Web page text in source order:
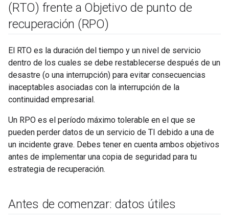
(RTO) frente a Objetivo de punto de
recuperación (RPO)
El RTO es la duración del tiempo y un nivel de servicio
dentro de los cuales se debe restablecerse después de un
desastre (o una interrupción) para evitar consecuencias
inaceptables asociadas con la interrupción de la
continuidad empresarial.
Un RPO es el período máximo tolerable en el que se
pueden perder datos de un servicio de TI debido a una de
un incidente grave. Debes tener en cuenta ambos objetivos
antes de implementar una copia de seguridad para tu
estrategia de recuperación.
Antes de comenzar: datos útiles